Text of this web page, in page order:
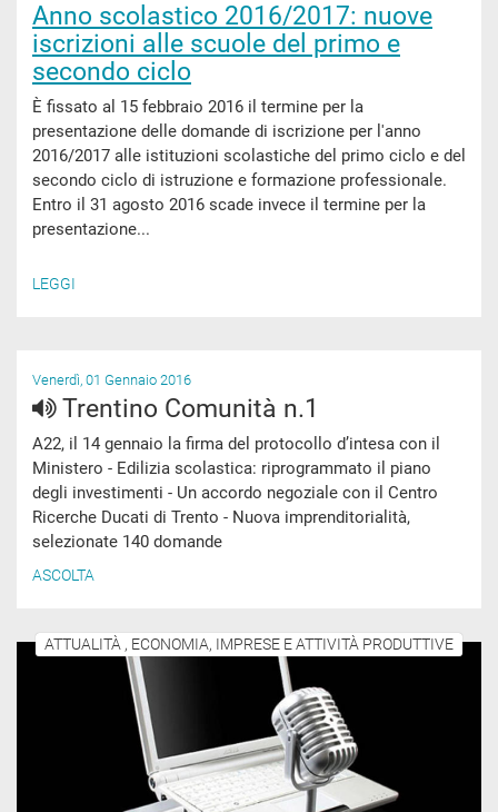
Anno scolastico 2016/2017: nuove
iscrizioni alle scuole del primo e
secondo ciclo
È fissato al 15 febbraio 2016 il termine per la
presentazione delle domande di iscrizione per l'anno
2016/2017 alle istituzioni scolastiche del primo ciclo e del
secondo ciclo di istruzione e formazione professionale.
Entro il 31 agosto 2016 scade invece il termine per la
presentazione...
LEGGI
Venerdì, 01 Gennaio 2016
Trentino Comunità n.1
A22, il 14 gennaio la firma del protocollo d’intesa con il
Ministero - Edilizia scolastica: riprogrammato il piano
degli investimenti - Un accordo negoziale con il Centro
Ricerche Ducati di Trento - Nuova imprenditorialità,
selezionate 140 domande
ASCOLTA
ATTUALITÀ , ECONOMIA, IMPRESE E ATTIVITÀ PRODUTTIVE